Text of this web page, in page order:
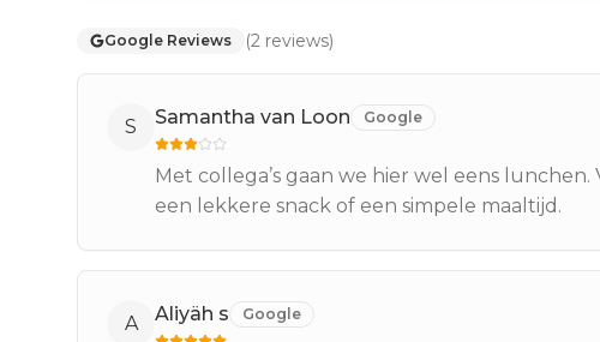
Google Reviews (2 reviews)
S Samantha van Loon Google
Met collega’s gaan we hier wel eens
een lekkere snack of een simpele maaltijd.
A Aliyäh s Google